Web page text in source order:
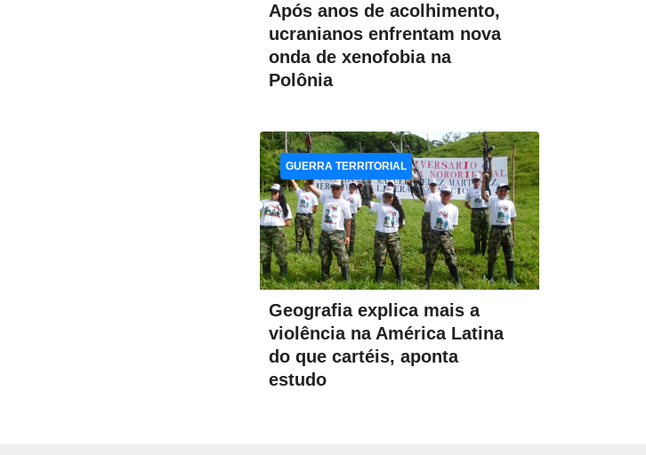
Após anos de acolhimento,
ucranianos enfrentam nova
onda de xenofobia na
Polônia
Geografia explica mais a
violência na América Latina
do que cartéis, aponta
estudo
GUERRA TERRITORIAL